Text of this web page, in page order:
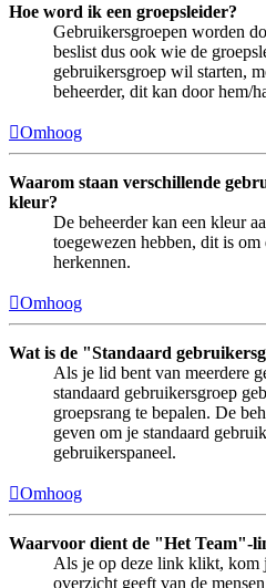
Hoe word ik een groepsleider?
Gebruikersgroepen worden
beslist dus ook wie de
gebruikersgroep wil starten,
beheerder, dit kan door hem/
Omhoog
Waarom staan verschillende
kleur?
De beheerder kan een kleur
toegewezen hebben, dit is
herkennen.
Omhoog
Wat is de "Standaard
Als je lid bent van meerdere
standaard gebruikersgroep
groepsrang te bepalen. De
geven om je standaard
gebruikerspaneel.
Omhoog
Waarvoor dient de "Het Team"-
Als je op deze link klikt, kom
overzicht geeft van de